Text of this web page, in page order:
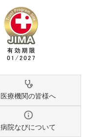
医療機関の皆様へ
病院なびについて